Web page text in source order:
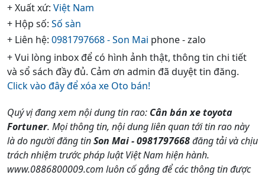
+ Xuất xứ: Việt Nam
+ Hộp số: Số sàn
+ Liên hệ: 0981797668 - Son Mai phone - zalo
+ Vui lòng inbox để có hình ảnh thật, thông tin chi tiết
và sổ sách đầy đủ. Cảm ơn admin đã duyệt tin đăng.
Click vào đây để xóa xe Oto bán!
Quý vị đang xem nội dung tin rao: Cân bán xe toyota
Fortuner. Mọi thông tin, nội dung liên quan tới tin rao này
là do người đăng tinSon Mai - 0981797668đăng tải và chịu
trách nhiệm trước pháp luật Việt Nam hiện hành.
www.0886800009.com luôn cố gắng để các thông tin được